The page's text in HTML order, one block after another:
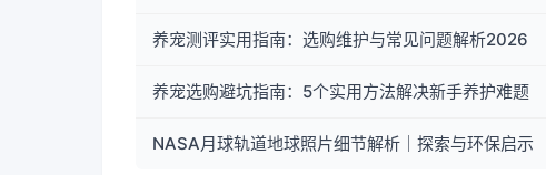
养宠测评实用指南：选购维护与常见问题解析2026
养宠选购避坑指南：5个实用方法解决新手养护难题
NASA月球轨道地球照片细节解析｜探索与环保启示